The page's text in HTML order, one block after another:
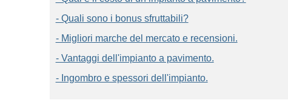
- Quali sono i bonus sfruttabili?
- Migliori marche del mercato e recensioni.
- Vantaggi dell'impianto a pavimento.
- Ingombro e spessori dell'impianto.